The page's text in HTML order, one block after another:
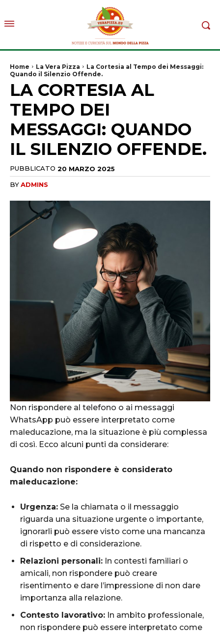
Home La Vera Pizza
La Cortesia al Tempo dei Messaggi:
Quando il Silenzio Offende.
LA CORTESIA AL
TEMPO DEI
MESSAGGI: QUANDO
IL SILENZIO OFFENDE.
PUBBLICATO 20 MARZO 2025
BYADMINS
Non rispondere al telefono o ai messaggi
WhatsApp può essere interpretato come
maleducazione, ma la situazione è più complessa
di così. Ecco alcuni punti da considerare:
Quando non rispondere è considerato
maleducazione:
Urgenza: Se la chiamata o il messaggio
riguarda una situazione urgente o importante,
ignorarli può essere visto come una mancanza
di rispetto e di considerazione.
Relazioni personali: In contesti familiari o
amicali, non rispondere può creare
risentimento e dare l’impressione di non dare
importanza alla relazione.
Contesto lavorativo: In ambito professionale,
non rispondere può essere interpretato come